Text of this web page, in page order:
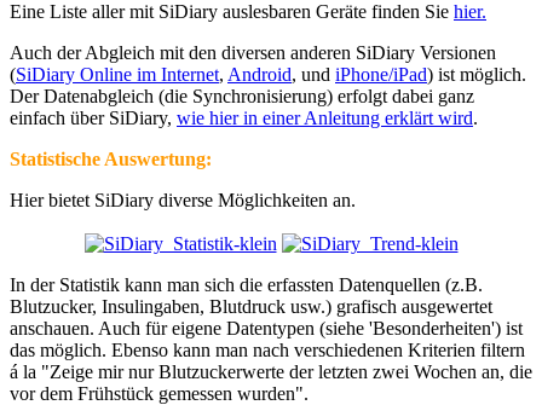
Eine Liste aller mit SiDiary auslesbaren Geräte finden Sie hier.
Auch der Abgleich mit den diversen anderen SiDiary Versionen
(SiDiary Online im Internet, Android, und iPhone/iPad) ist möglich.
Der Datenabgleich (die Synchronisierung) erfolgt dabei ganz
einfach über SiDiary, wie hier in einer Anleitung erklärt wird.
Statistische Auswertung:
Hier bietet SiDiary diverse Möglichkeiten an.
In der Statistik kann man sich die erfassten Datenquellen (z.B.
Blutzucker, Insulingaben, Blutdruck usw.) grafisch ausgewertet
anschauen. Auch für eigene Datentypen (siehe 'Besonderheiten') ist
das möglich. Ebenso kann man nach verschiedenen Kriterien filtern
á la "Zeige mir nur Blutzuckerwerte der letzten zwei Wochen an, die
vor dem Frühstück gemessen wurden".